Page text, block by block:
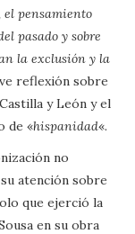
pensamiento
pasado y sobre
la exclusión y la
reflexión sobre
y León y el
de «hispanidad«.
no
atención sobre
que ejerció la
en su obra